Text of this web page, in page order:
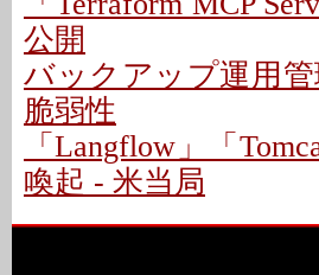
公開
バックアップ運用管
脆弱性
「Langflow」「
喚起 - 米当局